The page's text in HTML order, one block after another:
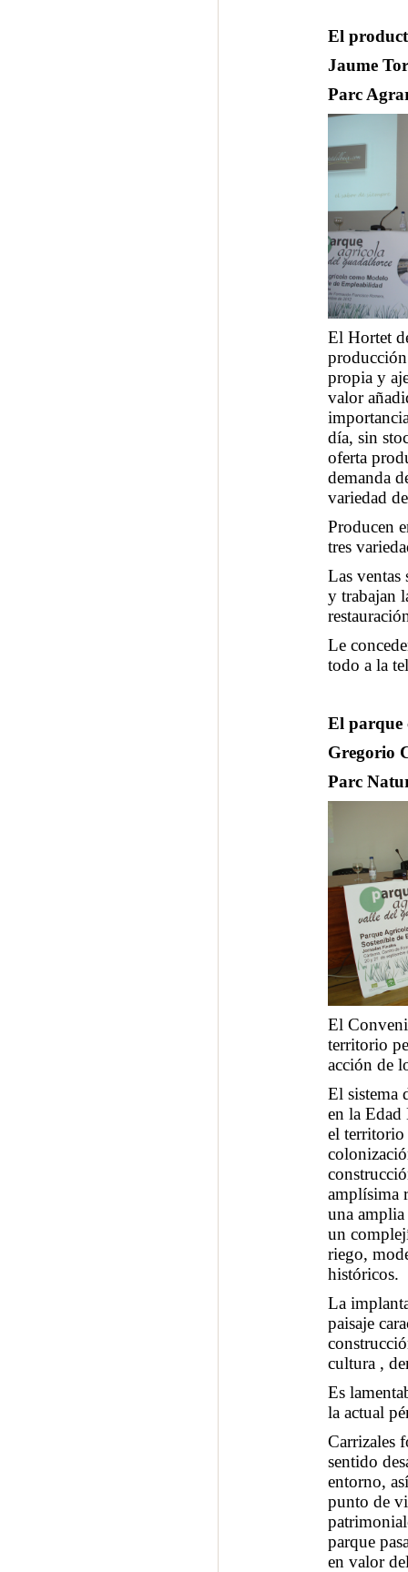
El
Jaume
Parc
El Hortet
propia y
valor
día, sin
oferta
demanda
variedad
Producen
tres
Las ventas
y trabajan
Le
todo a la
El parque
Gregorio
Parc
El
territorio
acción de
El sistema
en la Edad
el territorio
amplísima
una amplia
un
riego,
históricos.
La
paisaje
cultura ,
Es
la actual
Carrizales
sentido
entorno,
punto de
parque
en valor